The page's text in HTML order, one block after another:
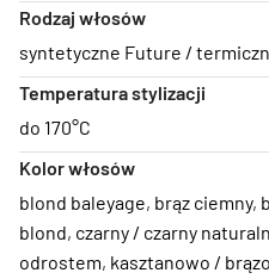
Rodzaj włosów
syntetyczne Future /
Temperatura stylizacji
do 170°C
Kolor włosów
blond baleyage, brąz ciemny,
blond, czarny / czarny
odrostem, kasztanowo /